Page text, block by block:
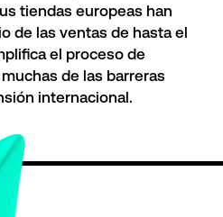
tiendas europeas han
de las ventas de hasta el
el proceso de
de las barreras
internacional.